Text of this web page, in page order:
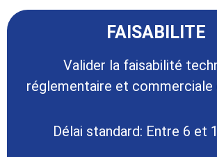
FAISABILITE​
Valider la faisabilité
réglementaire et commerciale
Délai standard: Entre 6 et